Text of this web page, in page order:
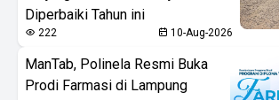
Diperbaiki Tahun ini
222 10-Aug-2026
ManTab, Polinela Resmi Buka
Prodi Farmasi di Lampung